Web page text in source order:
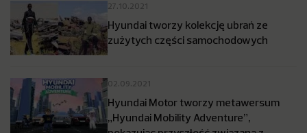
27.10.2021
Hyundai tworzy kolekcję ubrań ze
zużytych części samochodowych
02.09.2021
Hyundai Motor tworzy metawersum
„Hyundai Mobility Adventure”,